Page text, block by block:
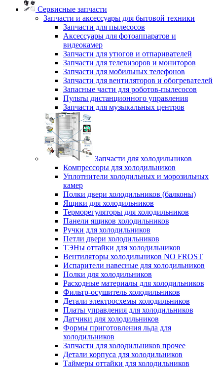
Сервисные запчасти
Запчасти и аксессуары для бытовой техники
Запчасти для пылесосов
Аксессуары для фотоаппаратов и
видеокамер
Запчасти для утюгов и отпаривателей
Запчасти для телевизоров и мониторов
Запчасти для мобильных телефонов
Запчасти для вентиляторов и обогревателей
Запасные части для роботов-пылесосов
Пульты дистанционного управления
Запчасти для музыкальных центров
Запчасти для холодильников
Компрессоры для холодильников
Уплотнители холодильных и морозильных
камер
Полки двери холодильников (балконы)
Ящики для холодильников
Терморегуляторы для холодильников
Панели ящиков холодильников
Ручки для холодильников
Петли двери холодильников
ТЭНы оттайки для холодильников
Вентиляторы холодильников NO FROST
Испарители навесные для холодильников
Полки для холодильников
Расходные материалы для холодильников
Фильтр-осушитель холодильников
Детали электросхемы холодильников
Платы управления для холодильников
Датчики для холодильников
Формы приготовления льда для
холодильников
Запчасти для холодильников прочее
Детали корпуса для холодильников
Таймеры оттайки для холодильников